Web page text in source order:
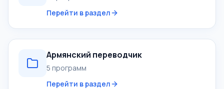
Перейти в раздел
Армянский переводчик
5 программ
Перейти в раздел